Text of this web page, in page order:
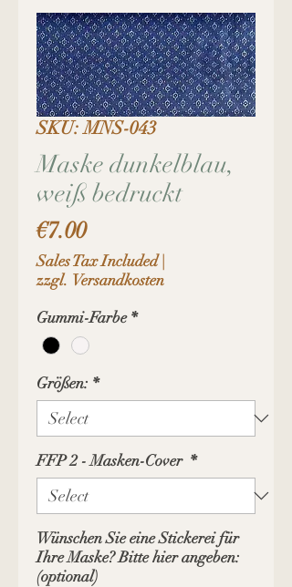
SKU: MNS-043
Maske dunkelblau,
weiß bedruckt
€7.00Price
Sales Tax Included|
zzgl. Versandkosten
Gummi-Farbe *
Größen: *
FFP 2 - Masken-Cover *
Wünschen Sie eine Stickerei für
Ihre Maske? Bitte hier angeben:
(optional)